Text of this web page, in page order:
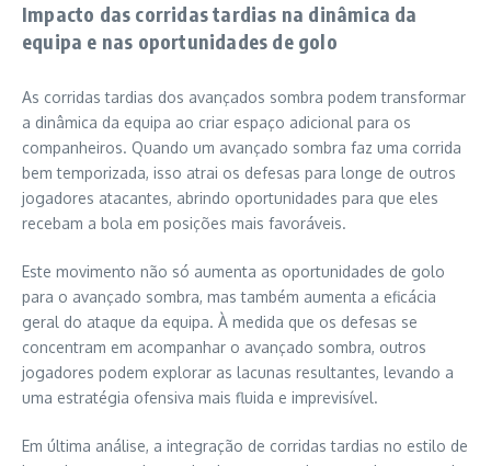
Impacto das corridas tardias na dinâmica da
equipa e nas oportunidades de golo
As corridas tardias dos avançados sombra podem transformar
a dinâmica da equipa ao criar espaço adicional para os
companheiros. Quando um avançado sombra faz uma corrida
bem temporizada, isso atrai os defesas para longe de outros
jogadores atacantes, abrindo oportunidades para que eles
recebam a bola em posições mais favoráveis.
Este movimento não só aumenta as oportunidades de golo
para o avançado sombra, mas também aumenta a eficácia
geral do ataque da equipa. À medida que os defesas se
concentram em acompanhar o avançado sombra, outros
jogadores podem explorar as lacunas resultantes, levando a
uma estratégia ofensiva mais fluida e imprevisível.
Em última análise, a integração de corridas tardias no estilo de